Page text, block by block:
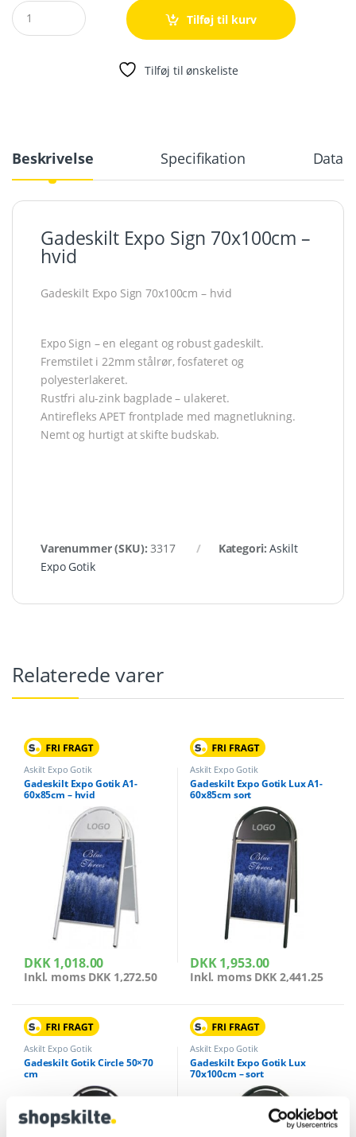
Quantity
Tilføj til kurv
Tilføj til ønskeliste
Beskrivelse Specifikation
Gadeskilt Expo Sign 70x100cm –
hvid
Gadeskilt Expo Sign 70x100cm – hvid
Expo Sign – en elegant og robust gadeskilt.
Fremstilet i 22mm stålrør, fosfateret og
polyesterlakeret.
Rustfri alu-zink bagplade – ulakeret.
Antirefleks APET frontplade med magnetlukning.
Nemt og hurtigt at skifte budskab.
Varenummer (SKU):3317 Kategori:Askilt
Expo Gotik
Relaterede varer
Askilt Expo Gotik
Gadeskilt Expo Gotik A1-
60x85cm – hvid
DKK1,018.00
Inkl. moms DKK 1,272.50
Askilt Expo Gotik
Gadeskilt Expo Gotik Lux A1-
60x85cm sort
DKK1,953.00
Inkl. moms DKK 2,441.25
Askilt Expo Gotik
Gadeskilt Gotik Circle 50×70
cm
Askilt Expo Gotik
Gadeskilt Expo Gotik Lux
70x100cm – sort